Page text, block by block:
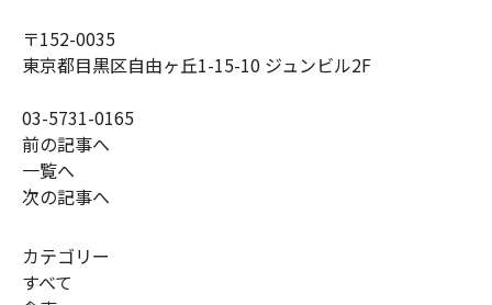
〒152-0035
東京都目黒区自由ヶ丘1-15-10 ジュンビル2F
03-5731-0165
前の記事へ
一覧へ
次の記事へ
カテゴリー
すべて